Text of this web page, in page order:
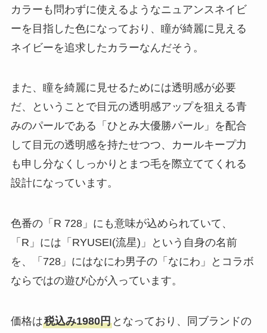
カラーも問わずに使えるようなニュアンスネイビ
ーを目指した色になっており、瞳が綺麗に見える
ネイビーを追求したカラーなんだそう。
また、瞳を綺麗に見せるためには透明感が必要
だ、ということで目元の透明感アップを狙える青
みのパールである「ひとみ大優勝パール」を配合
して目元の透明感を持たせつつ、カールキープ力
も申し分なくしっかりとまつ毛を際立ててくれる
設計になっています。
色番の「R 728」にも意味が込められていて、
「R」には「RYUSEI(流星)」という自身の名前
を、「728」にはなにわ男子の「なにわ」とコラボ
ならではの遊び心が入っています。
価格は税込み1980円となっており、同ブランドの